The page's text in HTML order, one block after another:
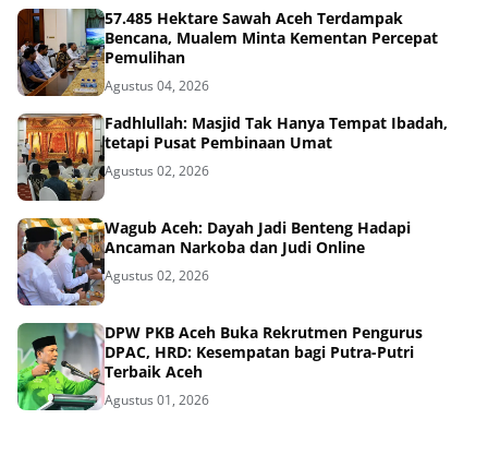
57.485 Hektare Sawah Aceh Terdampak
Bencana, Mualem Minta Kementan Percepat
Pemulihan
Agustus 04, 2026
Fadhlullah: Masjid Tak Hanya Tempat Ibadah,
tetapi Pusat Pembinaan Umat
Agustus 02, 2026
Wagub Aceh: Dayah Jadi Benteng Hadapi
Ancaman Narkoba dan Judi Online
Agustus 02, 2026
DPW PKB Aceh Buka Rekrutmen Pengurus
DPAC, HRD: Kesempatan bagi Putra-Putri
Terbaik Aceh
Agustus 01, 2026